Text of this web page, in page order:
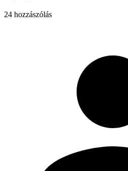
24 hozzászólás